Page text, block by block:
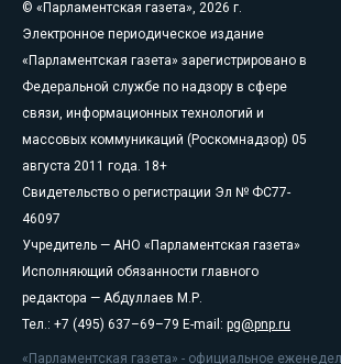
© «Парламентская газета», 2026 г.
Электронное периодическое издание
«Парламентская газета» зарегистрировано в
Федеральной службе по надзору в сфере
связи, информационных технологий и
массовых коммуникаций (Роскомнадзор) 05
августа 2011 года. 18+
Свидетельство о регистрации Эл № ФС77-
46097
Учредитель — АНО «Парламентская газета»
Исполняющий обязанности главного
редактора — Абдуллаев М.Р.
Тел.: +7 (495) 637–69–79 E-mail: pg@pnp.ru
«Парламентская газета» - официальное